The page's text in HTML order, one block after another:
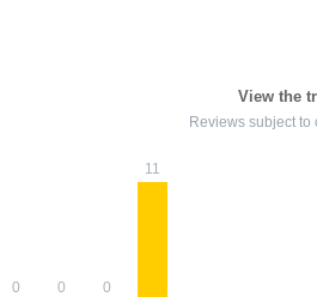
View the
Reviews subject to
0 0 0
11